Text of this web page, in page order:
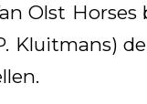
Olst Horses
Kluitmans)